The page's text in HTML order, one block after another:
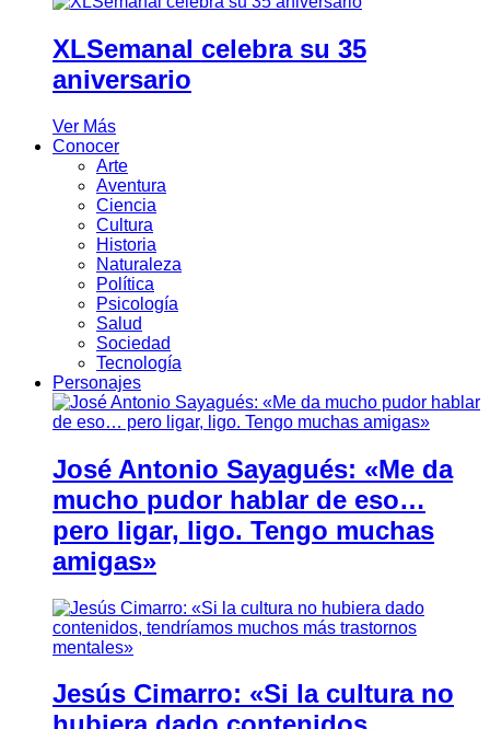
XLSemanal celebra su 35
aniversario
Ver Más
Conocer
Arte
Aventura
Ciencia
Cultura
Historia
Naturaleza
Política
Psicología
Salud
Sociedad
Tecnología
Personajes
José Antonio Sayagués: «Me da
mucho pudor hablar de eso…
pero ligar, ligo. Tengo muchas
amigas»
Jesús Cimarro: «Si la cultura no